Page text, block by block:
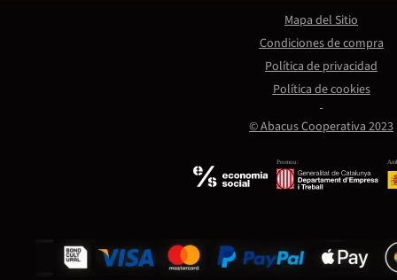
Promou:
© Abacus Cooperativa 2023
Mapa del Sitio
Condiciones de compra
Política de privacidad
Política de cookies